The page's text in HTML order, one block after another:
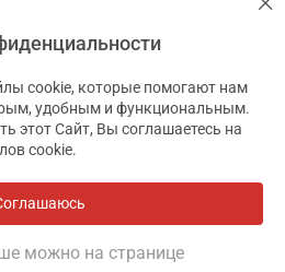
ПРЕПАРАТА
С ВРАЧОМ
Код ЄДРПОУ 43631965.
ответственности
cookie, которые помогают нам
удобным и функциональным.
этот Сайт, Вы соглашаетесь на
cookie.
можно на странице
✕